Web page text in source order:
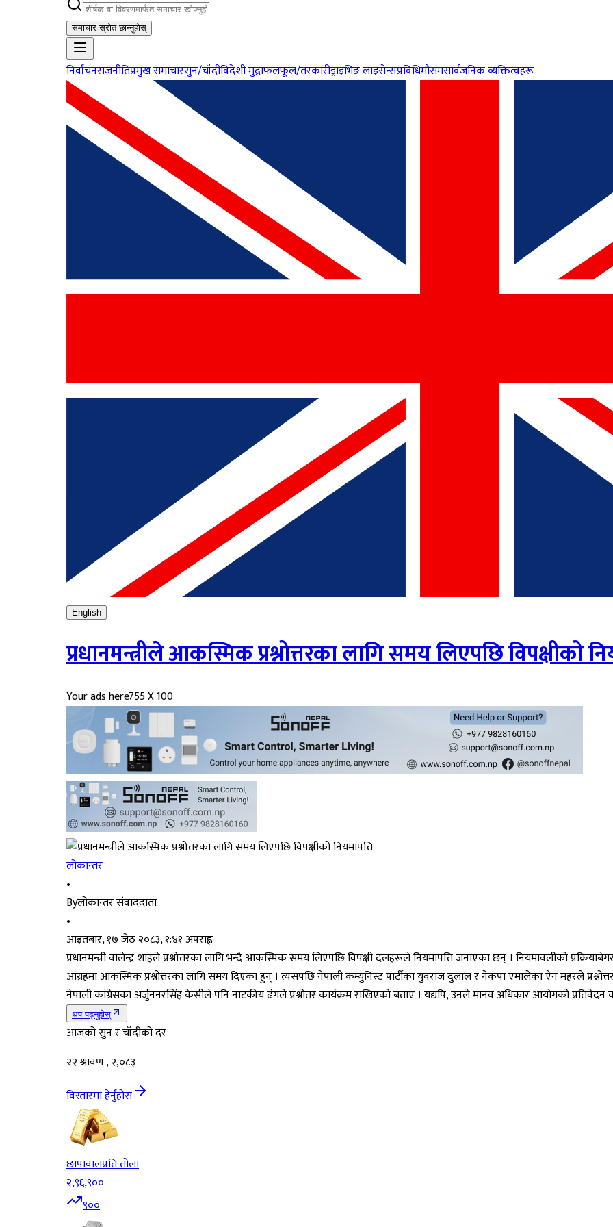
समाचार स्रोत छान्नुहोस्
निर्वाचनराजनीतिप्रमुख समाचारसुन/चाँदीविदेशी मुद्राफलफूल/तरकारीड्राइभिङ लाइसेन्सप्रविधिमौसमसार्वजनिक व्यक्तित्वहरू
English
प्रधानमन्त्रीले आकस्मिक प्रश्नोत्तरका लागि समय लिएपछि विपक्षीको
Your ads here755 X 100
लोकान्तर
•
Byलोकान्तर संवाददाता
•
आइतबार, १७ जेठ २०८३, १:४१ अपराह्न
प्रधानमन्त्री वालेन्द्र शाहले प्रश्नोत्तरका लागि भन्दै आकस्मिक समय लिएपछि विपक्षी दलहरूले नियमापत्ति जनाएका छन् । नियमावलीको
आग्रहमा आकस्मिक प्रश्नोत्तरका लागि समय दिएका हुन् । त्यसपछि नेपाली कम्युनिस्ट पार्टीका युवराज दुलाल र नेकपा एमालेका ऐन महरले
नेपाली कांग्रेसका अर्जुननरसिंह केसीले पनि नाटकीय ढंगले प्रश्नोतर कार्यक्रम राखिएको बताए । यद्यपि, उनले मानव अधिकार आयोगको प्रतिवेदन
थप पढ्नुहोस्
आजको सुन र चाँदीको दर
२२ श्रावण , २,०८३
विस्तारमा हेर्नुहोस
छापावालप्रति तोला
२,९६,९००
९००